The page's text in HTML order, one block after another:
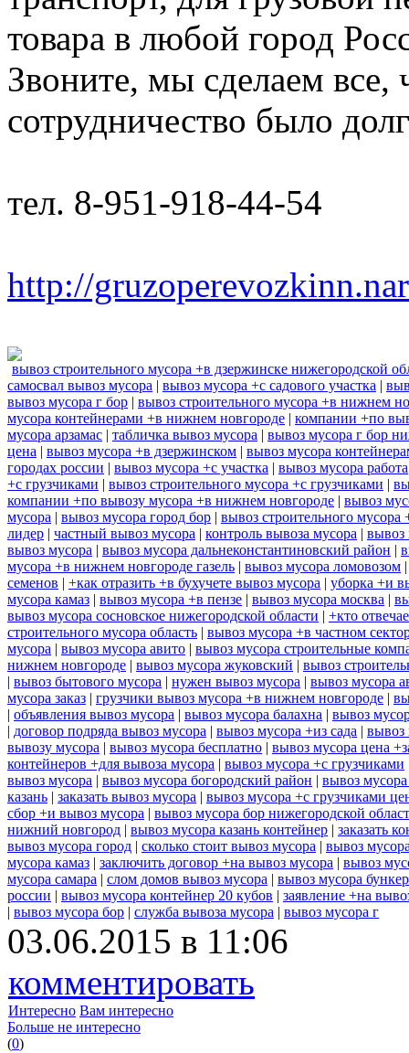
товара в любой город
Звоните, мы сделаем
сотрудничество было
тел. 8-951-918-44-54
http://
вывоз строительного мусора +в дзержинске нижегородской
самосвал вывоз мусора | вывоз мусора +с садового участка |
вывоз мусора г бор | вывоз строительного мусора +в нижнем
мусора контейнерами +в нижнем новгороде | компании +по
мусора арзамас | табличка вывоз мусора | вывоз мусора г бор
цена | вывоз мусора +в дзержинском | вывоз мусора
городах россии | вывоз мусора +с участка | вывоз мусора работа
+с грузчиками | вывоз строительного мусора +с грузчиками |
компании +по вывозу мусора +в нижнем новгороде | вывоз
мусора | вывоз мусора город бор | вывоз строительного мусора
лидер | частный вывоз мусора | контроль вывоза мусора | вывоз
вывоз мусора | вывоз мусора дальнеконстантиновский район |
мусора +в нижнем новгороде газель | вывоз мусора ломовозом
семенов | +как отразить +в бухучете вывоз мусора | уборка +и
мусора камаз | вывоз мусора +в пензе | вывоз мусора москва |
вывоз мусора сосновское нижегородской области | +кто
строительного мусора область | вывоз мусора +в частном
мусора | вывоз мусора авито | вывоз мусора строительные
нижнем новгороде | вывоз мусора жуковский | вывоз
| вывоз бытового мусора | нужен вывоз мусора | вывоз мусора
мусора заказ | грузчики вывоз мусора +в нижнем новгороде |
| объявления вывоз мусора | вывоз мусора балахна | вывоз
| договор подряда вывоз мусора | вывоз мусора +из сада | вывоз
вывозу мусора | вывоз мусора бесплатно | вывоз мусора цена
контейнеров +для вывоза мусора | вывоз мусора +с грузчиками
вывоз мусора | вывоз мусора богородский район | вывоз
казань | заказать вывоз мусора | вывоз мусора +с грузчиками
сбор +и вывоз мусора | вывоз мусора бор нижегородской
нижний новгород | вывоз мусора казань контейнер | заказать
вывоз мусора город | сколько стоит вывоз мусора | вывоз
мусора камаз | заключить договор +на вывоз мусора | вывоз
мусора самара | слом домов вывоз мусора | вывоз мусора
россии | вывоз мусора контейнер 20 кубов | заявление +на
| вывоз мусора бор | служба вывоза мусора | вывоз мусора г
03.06.2015 в 11:06
комментировать
Интересно Вам интересно
Больше не интересно
(0)